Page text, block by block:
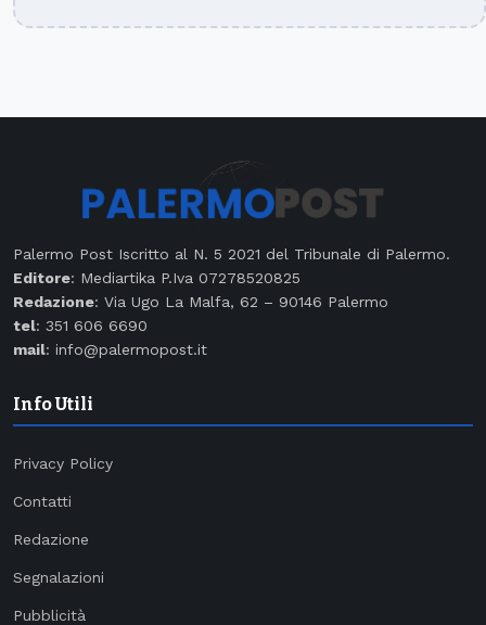
Palermo Post Iscritto al N. 5 2021 del Tribunale di Palermo.
Editore: Mediartika P.Iva 07278520825
Redazione: Via Ugo La Malfa, 62 – 90146 Palermo
tel: 351 606 6690
mail: info@palermopost.it
Info Utili
Privacy Policy
Contatti
Redazione
Segnalazioni
Pubblicità